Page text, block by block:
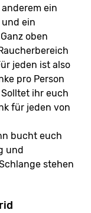
ein
und ein
oben
jeden ist also
pro Person
ihr euch
für jeden von
bucht euch
und
stehen